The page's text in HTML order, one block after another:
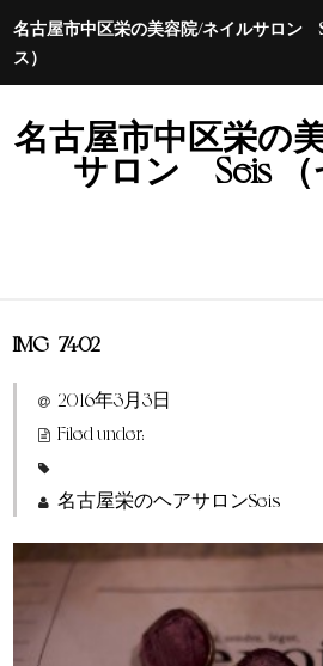
名古屋市中区栄の美容院/ネイルサロン
ス）
名古屋市中区栄の
サロン Seis （
ホーム
特定商取引法に基づく表示
IMG_7402
2016年3月3日
Filed under:
名古屋栄のヘアサロンSeis